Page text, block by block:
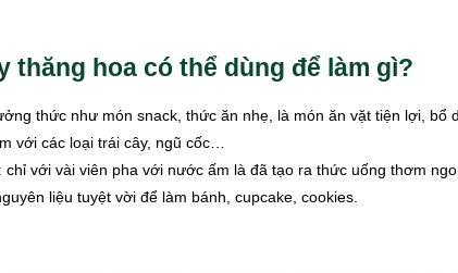
thăng hoa có thể dùng để làm gì?
thức như món snack, thức ăn nhẹ, là món ăn vặt tiện lợi, bổ
với các loại trái cây, ngũ cốc…
chỉ với vài viên pha với nước ấm là đã tạo ra thức uống thơm
liệu tuyệt vời để làm bánh, cupcake, cookies.